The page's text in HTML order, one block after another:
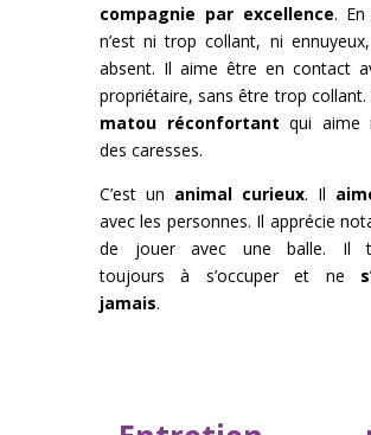
compagnie par excellence.
n’est ni trop collant, ni
absent. Il aime être en contact
propriétaire, sans être trop collant.
matou réconfortant qui aime
des caresses.
C’est un animal curieux. Il
avec les personnes. Il apprécie
de jouer avec une balle. Il
toujours à s’occuper et ne
jamais.